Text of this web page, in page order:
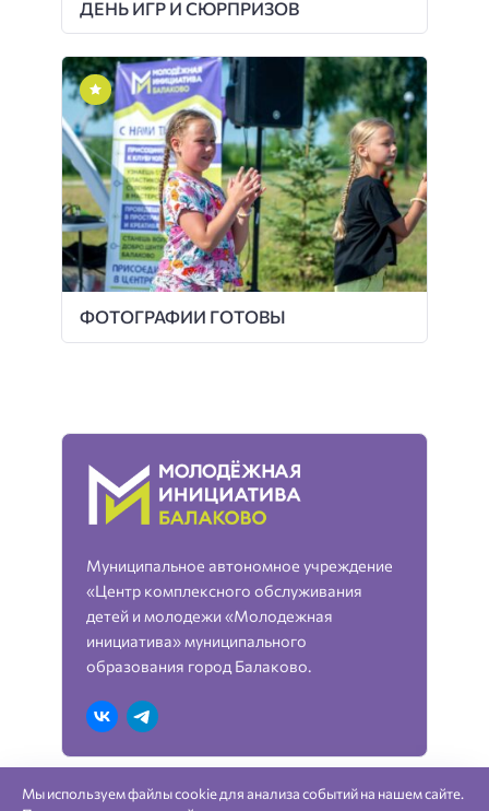
ДЕНЬ ИГР И СЮРПРИЗОВ
ФОТОГРАФИИ ГОТОВЫ
Муниципальное автономное учреждение
«Центр комплексного обслуживания
детей и молодежи «Молодежная
инициатива» муниципального
образования город Балаково.
«Молодежная инициатива» город Балаково —
Мы используем файлы cookie для анализа событий на нашем сайте.